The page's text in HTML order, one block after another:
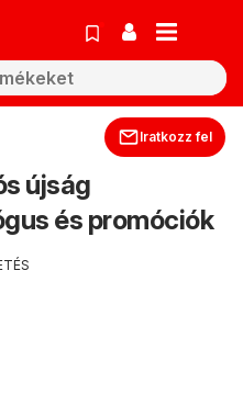
Iratkozz fel
újság
és promóciók